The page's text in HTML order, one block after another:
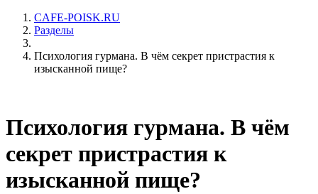
CAFE-POISK.RU
Разделы
Психология гурмана. В чём секрет пристрастия к
изысканной пище?
Психология гурмана. В чём
секрет пристрастия к
изысканной пище?